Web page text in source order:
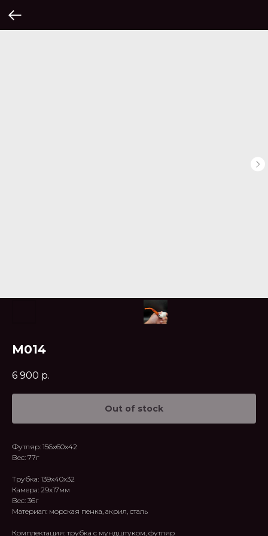
M014
6 900 р.
Out of stock
Футляр: 156x60x42
Вес: 77г
Трубка: 139x40x32
Камера: 29x17мм
Вес: 36г
Материал: морская пенка, акрил, сталь
Комплектация: трубка с мундштуком, футляр